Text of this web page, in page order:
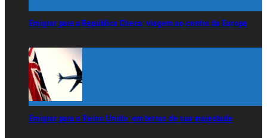
Emigrar para a República Checa: viagem ao centro da Europa
Emigrar para o Reino Unido: em terras de sua majestade